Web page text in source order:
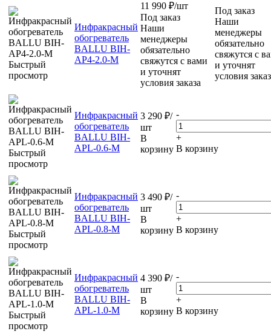
Быстрый
просмотр
Инфракрасный
обогреватель
BALLU BIH-
AP4-2.0-M
11 990 ₽/шт
Под заказ
Наши
менеджеры
обязательно
свяжутся с вами
и уточнят
условия заказа
Под заказ
Наши
менеджеры
обязательно
свяжутся с
и уточнят
условия
Быстрый
просмотр
Инфракрасный
обогреватель
BALLU BIH-
APL-0.6-M
3 290 ₽/
шт
В
корзину
-
+
В корзину
Быстрый
просмотр
Инфракрасный
обогреватель
BALLU BIH-
APL-0.8-M
3 490 ₽/
шт
В
корзину
-
+
В корзину
Быстрый
просмотр
Инфракрасный
обогреватель
BALLU BIH-
APL-1.0-M
4 390 ₽/
шт
В
корзину
-
+
В корзину